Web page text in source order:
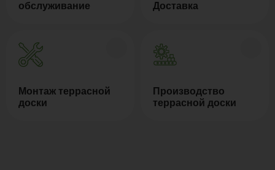
обслуживание
Доставка
Монтаж террасной
доски
Производство
террасной доски